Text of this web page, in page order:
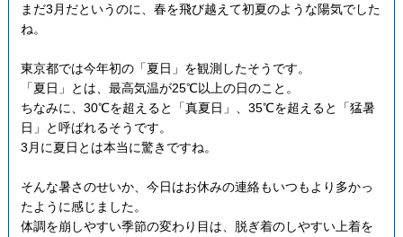
まだ3月だというのに、春を飛び越えて初夏のような陽気でした
ね。
東京都では今年初の「夏日」を観測したそうです。
「夏日」とは、最高気温が25℃以上の日のこと。
ちなみに、30℃を超えると「真夏日」、35℃を超えると「猛暑
日」と呼ばれるそうです。
3月に夏日とは本当に驚きですね。
そんな暑さのせいか、今日はお休みの連絡もいつもより多かっ
たように感じました。
体調を崩しやすい季節の変わり目は、脱ぎ着のしやすい上着を